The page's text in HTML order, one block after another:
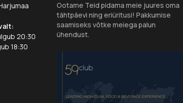
20:30
18:30
Ootame Teid pidama meie juures oma
tähtpäevi ning eriüritusi! Pakkumise
saamiseks võtke meiega palun
ühendust.